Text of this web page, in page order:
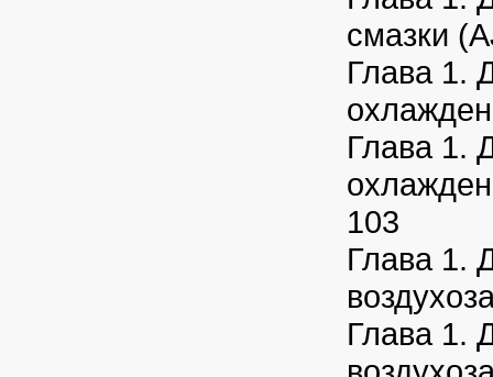
смазки
Глава 1.
Глава 1.
103
Глава 1.
Глава 1.